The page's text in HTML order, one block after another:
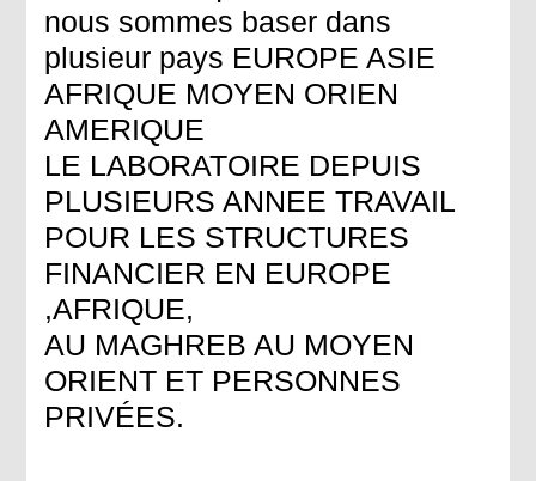
nous sommes baser dans
plusieur pays EUROPE ASIE
AFRIQUE MOYEN ORIEN
AMERIQUE
LE LABORATOIRE DEPUIS
PLUSIEURS ANNEE TRAVAIL
POUR LES STRUCTURES
FINANCIER EN EUROPE
,AFRIQUE,
AU MAGHREB AU MOYEN
ORIENT ET PERSONNES
PRIVÉES.